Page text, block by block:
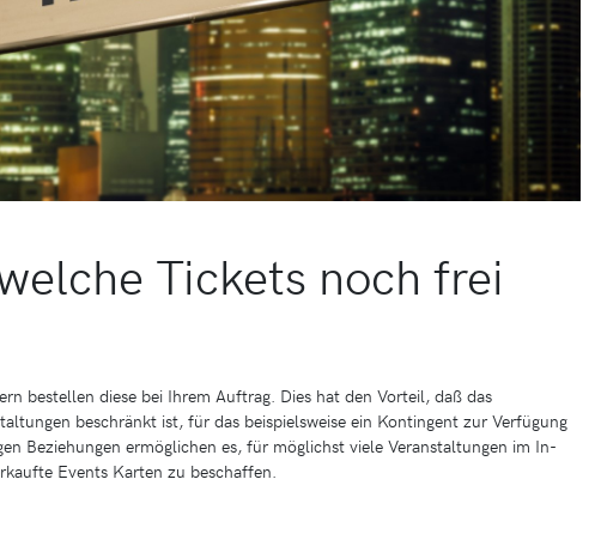
Tickets noch frei
bestellen diese bei Ihrem Auftrag. Dies hat den Vorteil, daß das
beschränkt ist, für das beispielsweise ein Kontingent zur Verfügung
Beziehungen ermöglichen es, für möglichst viele Veranstaltungen im In-
Events Karten zu beschaffen.